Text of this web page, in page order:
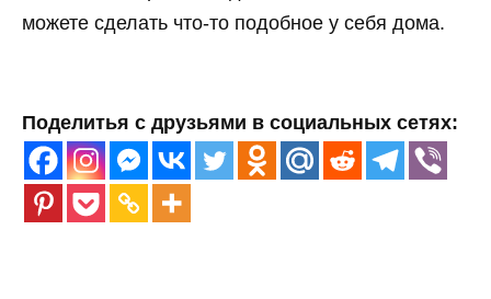
можете сделать что-то подобное у себя дома.
Поделитья с друзьями в социальных сетях: